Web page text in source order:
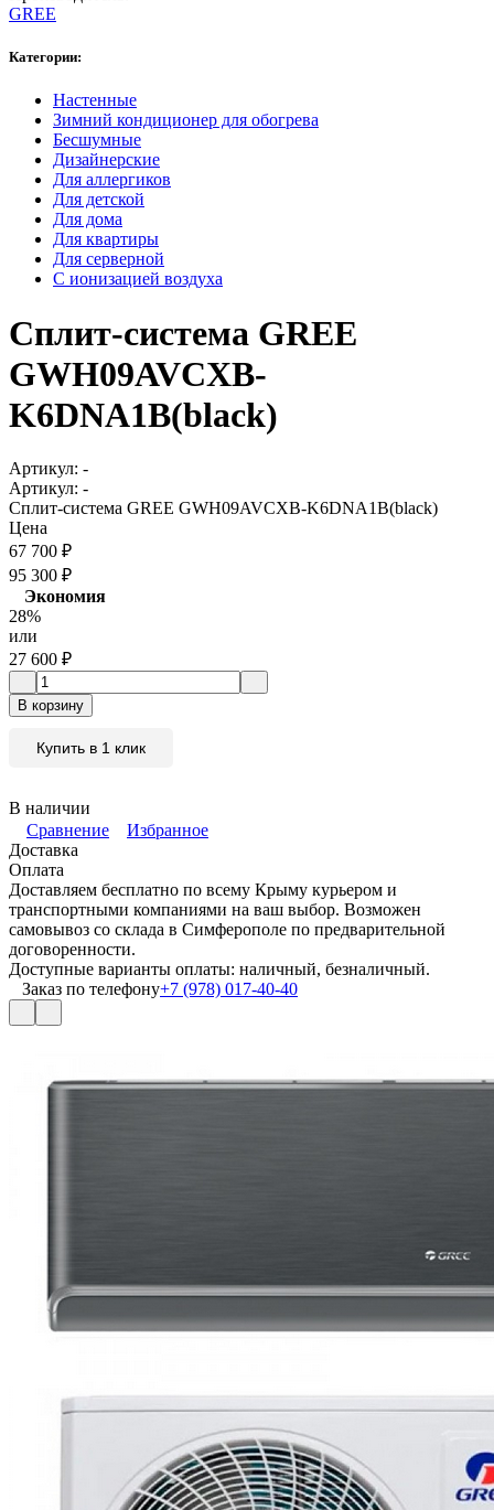
GREE
Категории:
Настенные
Зимний кондиционер для обогрева
Бесшумные
Дизайнерские
Для аллергиков
Для детской
Для дома
Для квартиры
Для серверной
С ионизацией воздуха
Сплит-система GREE
GWH09AVCXB-
K6DNA1B(black)
Артикул: -
Артикул: -
Сплит-система GREE GWH09AVCXB-K6DNA1B(black)
Цена
67 700 ₽
95 300 ₽
Экономия
28%
или
27 600 ₽
В корзину
Купить в 1 клик
В наличии
Сравнение
Избранное
Доставка
Оплата
Доставляем бесплатно по всему Крыму курьером и
транспортными компаниями на ваш выбор. Возможен
самовывоз со склада в Симферополе по предварительной
договоренности.
Доступные варианты оплаты: наличный, безналичный.
Заказ по телефону+7 (978) 017-40-40